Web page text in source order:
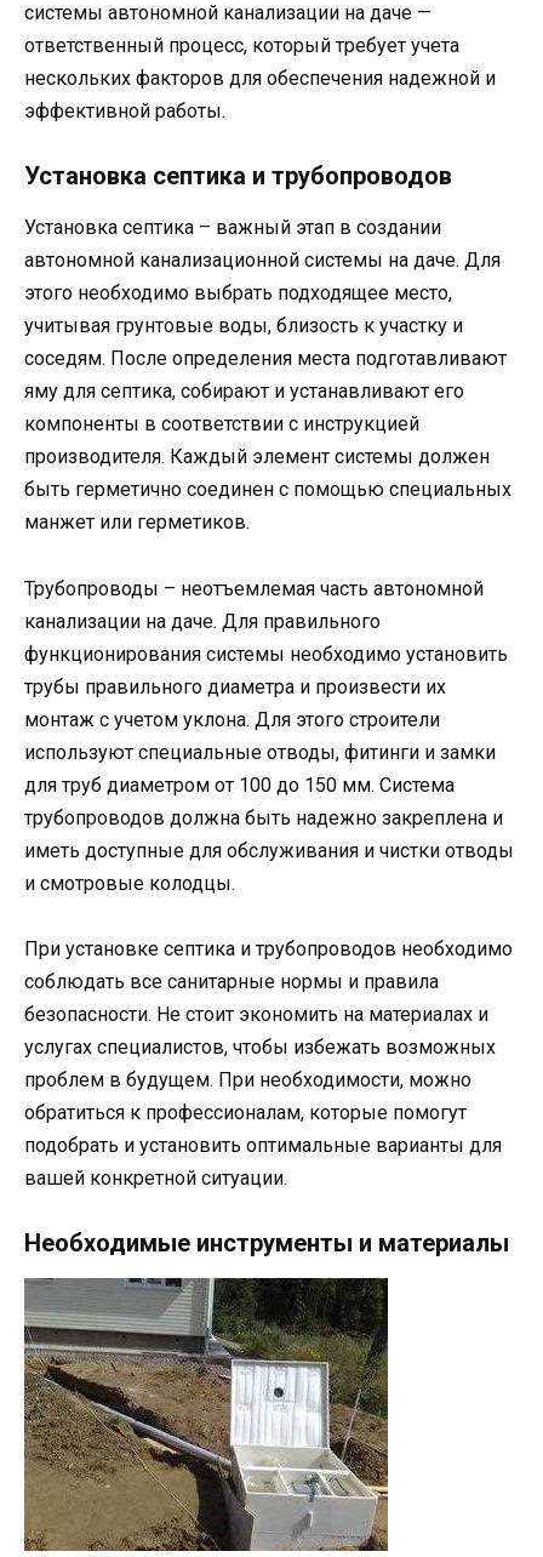
системы автономной канализации на даче —
ответственный процесс, который требует учета
нескольких факторов для обеспечения надежной и
эффективной работы.
Установка септика и трубопроводов
Установка септика – важный этап в создании
автономной канализационной системы на даче. Для
этого необходимо выбрать подходящее место,
учитывая грунтовые воды, близость к участку и
соседям. После определения места подготавливают
яму для септика, собирают и устанавливают его
компоненты в соответствии с инструкцией
производителя. Каждый элемент системы должен
быть герметично соединен с помощью специальных
манжет или герметиков.
Трубопроводы – неотъемлемая часть автономной
канализации на даче. Для правильного
функционирования системы необходимо установить
трубы правильного диаметра и произвести их
монтаж с учетом уклона. Для этого строители
используют специальные отводы, фитинги и замки
для труб диаметром от 100 до 150 мм. Система
трубопроводов должна быть надежно закреплена и
иметь доступные для обслуживания и чистки отводы
и смотровые колодцы.
При установке септика и трубопроводов необходимо
соблюдать все санитарные нормы и правила
безопасности. Не стоит экономить на материалах и
услугах специалистов, чтобы избежать возможных
проблем в будущем. При необходимости, можно
обратиться к профессионалам, которые помогут
подобрать и установить оптимальные варианты для
вашей конкретной ситуации.
Необходимые инструменты и материалы